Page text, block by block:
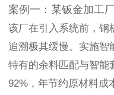
案例一：某钣金加工
该厂在引入系统前，钢
追溯极其缓慢。实施智
特有的余料匹配与智能
92%，年节约原材料成